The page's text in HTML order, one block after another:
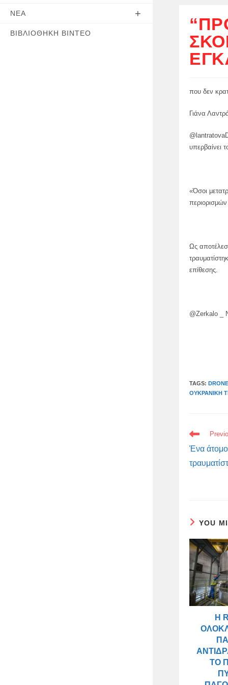
ΝΈΑ
ΒΙΒΛΙΟΘΉΚΗ ΒΊΝΤΕΟ
που δεν
Γιάνα
υπερβαίνει
«Όσοι
Ως
επίθεσης.
@Zerkalo _
TAGS:
ΟΥΚΡΑΝΙΚΉ
READ
MORE
ARTICLES
Ένα άτομο
YOU
Η
ΤΟ